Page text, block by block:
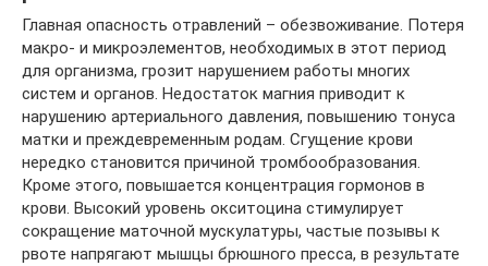
Главная опасность отравлений – обезвоживание. Потеря
макро- и микроэлементов, необходимых в этот период
для организма, грозит нарушением работы многих
систем и органов. Недостаток магния приводит к
нарушению артериального давления, повышению тонуса
матки и преждевременным родам. Сгущение крови
нередко становится причиной тромбообразования.
Кроме этого, повышается концентрация гормонов в
крови. Высокий уровень окситоцина стимулирует
сокращение маточной мускулатуры, частые позывы к
рвоте напрягают мышцы брюшного пресса, в результате